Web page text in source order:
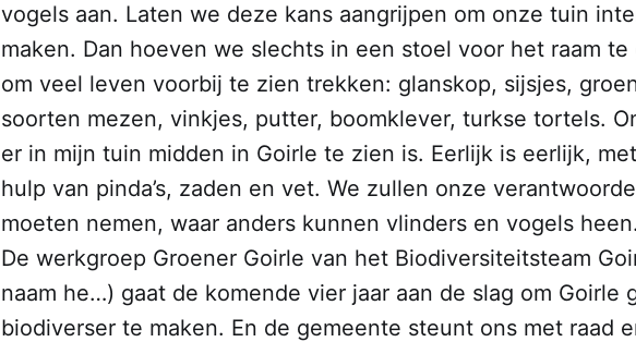
vogels aan. Laten we deze kans aangrijpen om onze tuin
maken. Dan hoeven we slechts in een stoel voor het raam te
om veel leven voorbij te zien trekken: glanskop, sijsjes,
soorten mezen, vinkjes, putter, boomklever, turkse tortels.
er in mijn tuin midden in Goirle te zien is. Eerlijk is eerlijk,
hulp van pinda’s, zaden en vet. We zullen onze
moeten nemen, waar anders kunnen vlinders en vogels heen.
De werkgroep Groener Goirle van het Biodiversiteitsteam
naam he…) gaat de komende vier jaar aan de slag om Goirle
biodiverser te maken. En de gemeente steunt ons met raad